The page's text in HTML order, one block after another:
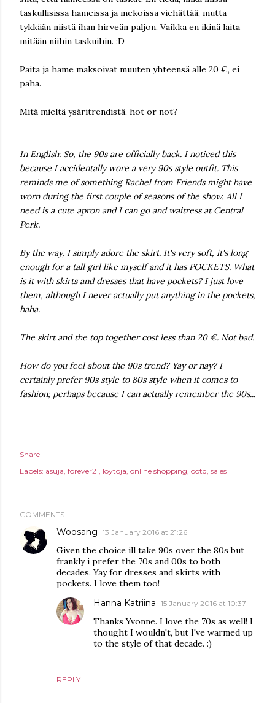
taskullisissa hameissa ja mekoissa viehättää, mutta
tykkään niistä ihan hirveän paljon. Vaikka en ikinä laita
mitään niihin taskuihin. :D
Paita ja hame maksoivat muuten yhteensä alle 20 €, ei
paha.
Mitä mieltä ysäritrendistä, hot or not?
In English: So, the 90s are officially back. I noticed this
because I accidentally wore a very 90s style outfit. This
reminds me of something Rachel from Friends might have
worn during the first couple of seasons of the show. All I
need is a cute apron and I can go and waitress at Central
Perk.
By the way, I simply adore the skirt. It's very soft, it's long
enough for a tall girl like myself and it has POCKETS. What
is it with skirts and dresses that have pockets? I just love
them, although I never actually put anything in the pockets,
haha.
The skirt and the top together cost less than 20 €. Not bad.
How do you feel about the 90s trend? Yay or nay? I
certainly prefer 90s style to 80s style when it comes to
fashion; perhaps because I can actually remember the 90s...
Share
Labels: asuja forever21 löytöjä online shopping ootd sales
COMMENTS
Woosang 13 January 2016 at 21:26
Given the choice ill take 90s over the 80s but
frankly i prefer the 70s and 00s to both
decades. Yay for dresses and skirts with
pockets. I love them too!
REPLY
Hanna Katriina 15 January 2016 at 10:37
Thanks Yvonne. I love the 70s as well! I
thought I wouldn't, but I've warmed up
to the style of that decade. :)